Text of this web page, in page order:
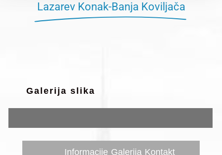
Lazarev Konak-Banja Koviljača
Galerija slika
Informacije Galerija Kontakt